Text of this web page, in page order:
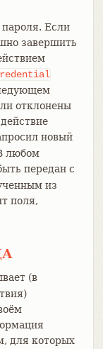
Если
завершить
отклонены
новый
любом
передан с
из
поля,
(в
для которых